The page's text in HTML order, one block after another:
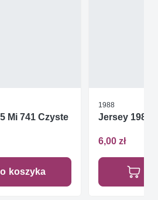
Mi 741 Czyste
koszyka
1988
Jersey 1988
6,00 zł